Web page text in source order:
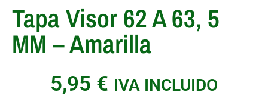
Tapa Visor 62 A 63, 5
MM – Amarilla
5,95 € IVA INCLUIDO